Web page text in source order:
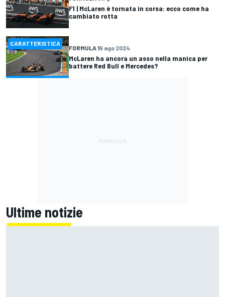
F1 | McLaren è tornata in corsa: ecco come ha
cambiato rotta
CARATTERISTICA
FORMULA 19 ago 2024
McLaren ha ancora un asso nella manica per
battere Red Bull e Mercedes?
Ultime notizie